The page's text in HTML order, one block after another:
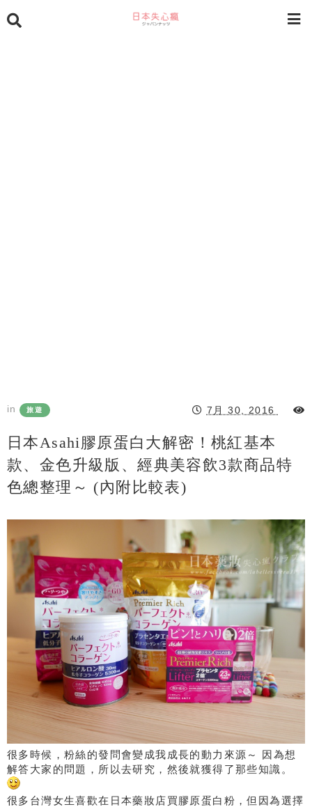
in 旅遊 7月 30, 2016
日本Asahi膠原蛋白大解密！桃紅基本
款、金色升級版、經典美容飲3款商品特
色總整理～ (內附比較表)
很多時候，粉絲的發問會變成我成長的動力來源～ 因為想
解答大家的問題，所以去研究，然後就獲得了那些知識。
很多台灣女生喜歡在日本藥妝店買膠原蛋白粉，但因為選擇